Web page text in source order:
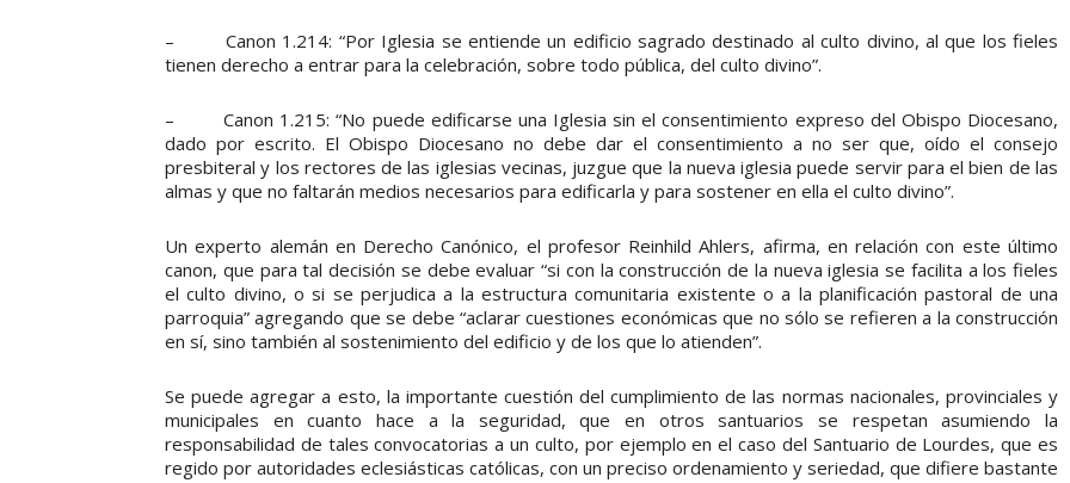
– Canon 1.214: “Por Iglesia se entiende un edificio sagrado destinado al culto divino, al que los fieles
tienen derecho a entrar para la celebración, sobre todo pública, del culto divino”.
– Canon 1.215: “No puede edificarse una Iglesia sin el consentimiento expreso del Obispo Diocesano,
dado por escrito. El Obispo Diocesano no debe dar el consentimiento a no ser que, oído el consejo
presbiteral y los rectores de las iglesias vecinas, juzgue que la nueva iglesia puede servir para el bien de las
almas y que no faltarán medios necesarios para edificarla y para sostener en ella el culto divino”.
Un experto alemán en Derecho Canónico, el profesor Reinhild Ahlers, afirma, en relación con este último
canon, que para tal decisión se debe evaluar “si con la construcción de la nueva iglesia se facilita a los fieles
el culto divino, o si se perjudica a la estructura comunitaria existente o a la planificación pastoral de una
parroquia” agregando que se debe “aclarar cuestiones económicas que no sólo se refieren a la construcción
en sí, sino también al sostenimiento del edificio y de los que lo atienden”.
Se puede agregar a esto, la importante cuestión del cumplimiento de las normas nacionales, provinciales y
municipales en cuanto hace a la seguridad, que en otros santuarios se respetan asumiendo la
responsabilidad de tales convocatorias a un culto, por ejemplo en el caso del Santuario de Lourdes, que es
regido por autoridades eclesiásticas católicas, con un preciso ordenamiento y seriedad, que difiere bastante